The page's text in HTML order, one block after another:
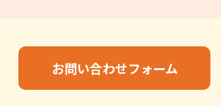
お問い合わせフォーム